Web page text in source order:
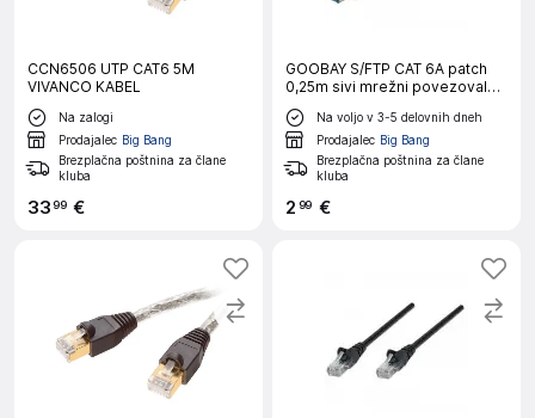
CCN6506 UTP CAT6 5M
VIVANCO KABEL
Na zalogi
Prodajalec Big Bang
Brezplačna poštnina za člane
kluba
3399 €
GOOBAY S/FTP CAT 6A patch
0,25m sivi mrežni povezovalni
kabel
Na voljo v 3-5 delovnih dneh
Prodajalec Big Bang
Brezplačna poštnina za člane
kluba
2 99 €